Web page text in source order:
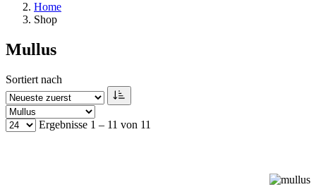
Home
Shop
Mullus
Sortiert nach
Ergebnisse 1 – 11 von 11